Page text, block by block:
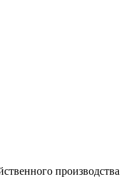
производства